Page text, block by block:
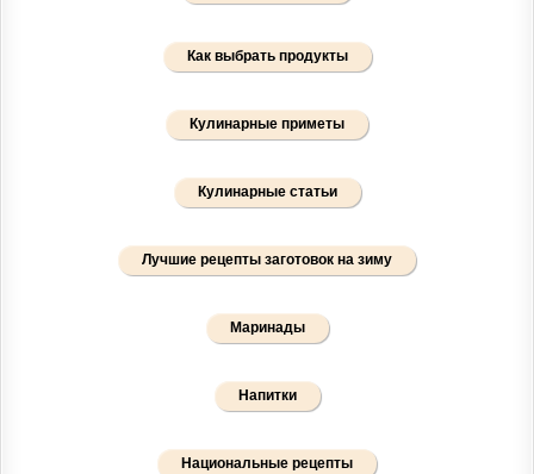
Как выбрать продукты
Кулинарные приметы
Кулинарные статьи
Лучшие рецепты заготовок на зиму
Маринады
Напитки
Национальные рецепты